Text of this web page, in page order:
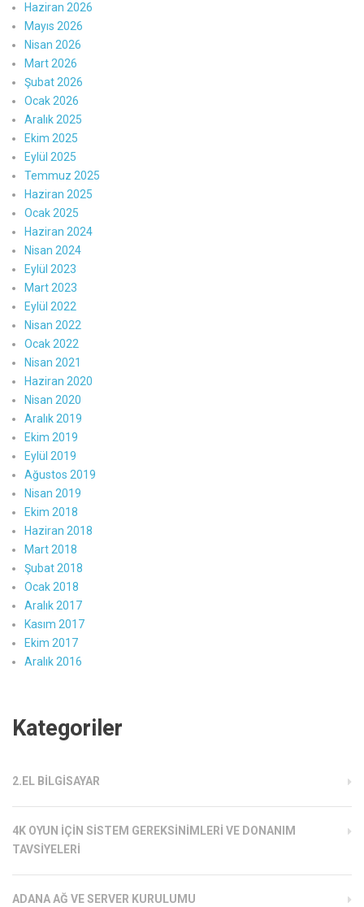
Haziran 2026
Mayıs 2026
Nisan 2026
Mart 2026
Şubat 2026
Ocak 2026
Aralık 2025
Ekim 2025
Eylül 2025
Temmuz 2025
Haziran 2025
Ocak 2025
Haziran 2024
Nisan 2024
Eylül 2023
Mart 2023
Eylül 2022
Nisan 2022
Ocak 2022
Nisan 2021
Haziran 2020
Nisan 2020
Aralık 2019
Ekim 2019
Eylül 2019
Ağustos 2019
Nisan 2019
Ekim 2018
Haziran 2018
Mart 2018
Şubat 2018
Ocak 2018
Aralık 2017
Kasım 2017
Ekim 2017
Aralık 2016
Kategoriler
2.EL BILGISAYAR
4K OYUN İÇIN SISTEM GEREKSINIMLERI VE DONANIM
TAVSIYELERI
ADANA AĞ VE SERVER KURULUMU